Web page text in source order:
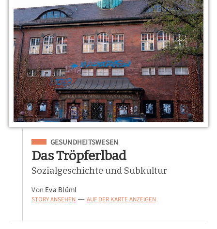
Eingeordnet unter
GESUNDHEITSWESEN
Das Tröpferlbad
Sozialgeschichte und Subkultur
Von Eva Blüml
STORY ANSEHEN — AUF DER KARTE ANZEIGEN